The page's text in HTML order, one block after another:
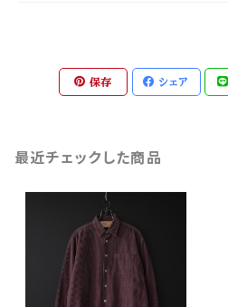
保存 シェア
最近チェックした商品